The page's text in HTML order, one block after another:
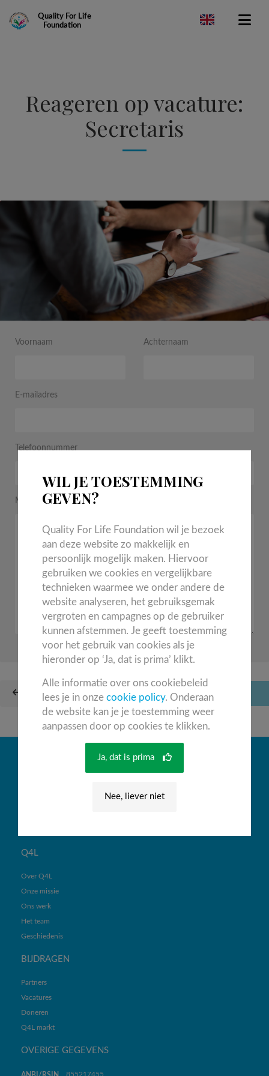
Quality For Life
Foundation
Reageren op vacature:
Secretaris
Voornaam Achternaam
E-mailadres
Telefoonnummer
Motivatie
ANNULEREN VERSTUUR JE REACTIE
Q4L
Over Q4L
Onze missie
Ons werk
Het team
Geschiedenis
BIJDRAGEN
Partners
Vacatures
Doneren
Q4L markt
OVERIGE GEGEVENS
ANBI/RSIN 855217455
WIL JE TOESTEMMING
GEVEN?
Quality For Life Foundation wil je bezoek
aan deze website zo makkelijk en
persoonlijk mogelijk maken. Hiervoor
gebruiken we cookies en vergelijkbare
technieken waarmee we onder andere de
website analyseren, het gebruiksgemak
vergroten en campagnes op de gebruiker
kunnen afstemmen. Je geeft toestemming
voor het gebruik van cookies als je
hieronder op ‘Ja, dat is prima’ klikt.
Alle informatie over ons cookiebeleid
lees je in onze cookie policy. Onderaan
de website kan je je toestemming weer
aanpassen door op cookies te klikken.
Ja, dat is prima
Nee, liever niet